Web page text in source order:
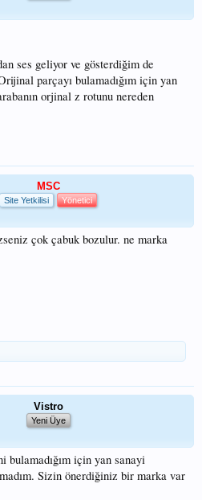
ses geliyor ve gösterdiğim de
parçayı bulamadığım için yan
orjinal z rotunu nereden
MSC
Site Yetkilisi Yönetici
çok çabuk bozulur. ne marka
Vistro
Yeni Üye
bulamadığım için yan sanayi
Sizin önerdiğiniz bir marka var